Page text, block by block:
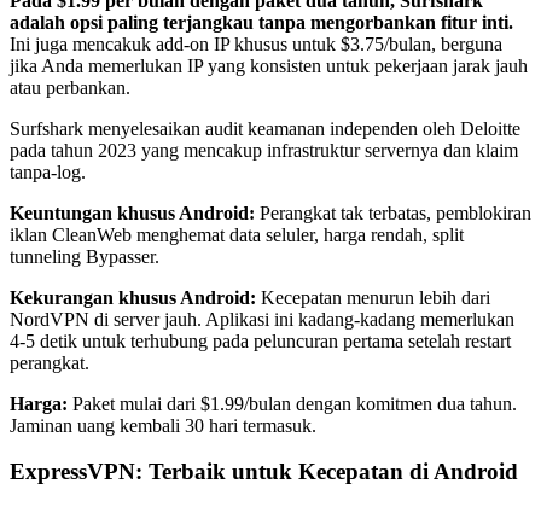
adalah opsi paling terjangkau tanpa mengorbankan fitur inti.
Ini juga mencakuk add-on IP khusus untuk $3.75/bulan, berguna
jika Anda memerlukan IP yang konsisten untuk pekerjaan jarak jauh
atau perbankan.
Surfshark menyelesaikan audit keamanan independen oleh Deloitte
pada tahun 2023 yang mencakup infrastruktur servernya dan klaim
tanpa-log.
Keuntungan khusus Android: Perangkat tak terbatas, pemblokiran
iklan CleanWeb menghemat data seluler, harga rendah, split
tunneling Bypasser.
Kekurangan khusus Android: Kecepatan menurun lebih dari
NordVPN di server jauh. Aplikasi ini kadang-kadang memerlukan
4-5 detik untuk terhubung pada peluncuran pertama setelah restart
perangkat.
Harga: Paket mulai dari $1.99/bulan dengan komitmen dua tahun.
Jaminan uang kembali 30 hari termasuk.
ExpressVPN: Terbaik untuk Kecepatan di Android